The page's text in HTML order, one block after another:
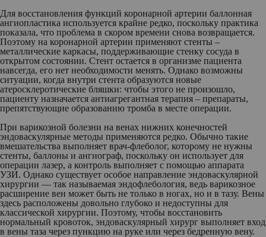
Для восстановления функций коронарной артерии баллонная
ангиопластика используется крайне редко, поскольку практика
показала, что проблема в скором времени снова возвращается.
Поэтому на коронарной артерии применяют стенты –
металлические каркасы, поддерживающие стенку сосуда в
открытом состоянии. Стент остается в организме пациента
навсегда, его нет необходимости менять. Однако возможны
ситуации, когда внутри стента образуются новые
атеросклеротические бляшки: чтобы этого не произошло,
пациенту назначается антиагрегантная терапия – препараты,
препятствующие образованию тромба в месте операции.
При варикозной болезни на венах нижних конечностей
эндоваскулярные методы применяются редко. Обычно такие
вмешательства выполняет врач-флеболог, которому не нужны
стенты, баллоны и ангиограф, поскольку он использует для
операции лазер, а контроль выполняет с помощью аппарата
УЗИ. Однако существует особое направление эндоваскулярной
хирургии — так называемая эндофлебология, ведь варикозное
расширение вен может быть не только в ногах, но и в тазу. Вены
здесь расположены довольно глубоко и недоступны для
классической хирургии. Поэтому, чтобы восстановить
нормальный кровоток, эндоваскулярный хирург выполняет вход
в вены таза через пункцию на руке или через бедренную вену.